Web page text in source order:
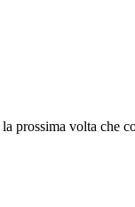
prossima volta che